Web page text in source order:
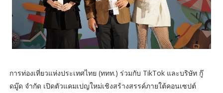
การท่องเที่ยวแห่งประเทศไทย (ททท.) ร่วมกับ TikTok และบริษัท กู๊
ดมู๊ด จำกัด เปิดตัวแคมเปญใหม่เชิงสร้างสรรค์ภายใต้คอนเซปต์